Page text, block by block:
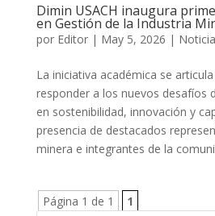
Dimin USACH inaugura
en Gestión de la Industria
por Editor| May 5, 2026 |
La iniciativa académica se
responder a los nuevos desafíos
en sostenibilidad, innovación y
presencia de destacados
minera e integrantes de la
Página 1 de 1
1